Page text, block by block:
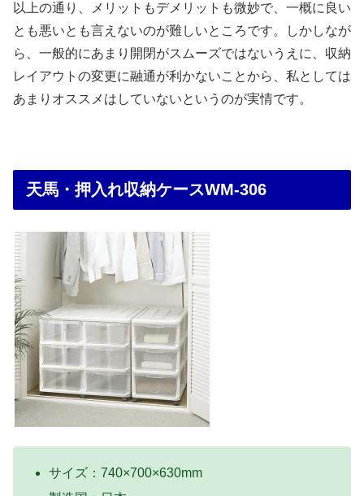
以上の通り、メリットもデメリットも微妙で、一概に良い
とも悪いとも言えないのが難しいところです。しかしなが
ら、一般的にあまり開閉がスムーズではないうえに、収納
レイアウトの変更に融通が利かないことから、私としては
あまりオススメはしていないというのが実情です。
天馬・押入れ収納ケースWM-306
サイズ：740×700×630mm